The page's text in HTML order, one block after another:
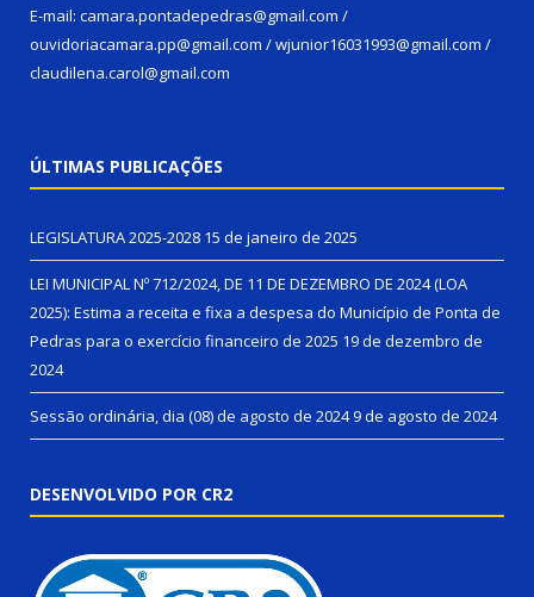
E-mail: camara.pontadepedras@gmail.com /
ouvidoriacamara.pp@gmail.com / wjunior16031993@gmail.com /
claudilena.carol@gmail.com
ÚLTIMAS PUBLICAÇÕES
LEGISLATURA 2025-2028 15 de janeiro de 2025
LEI MUNICIPAL Nº 712/2024, DE 11 DE DEZEMBRO DE 2024 (LOA
2025): Estima a receita e fixa a despesa do Município de Ponta de
Pedras para o exercício financeiro de 2025 19 de dezembro de
2024
Sessão ordinária, dia (08) de agosto de 20249 de agosto de 2024
DESENVOLVIDO POR CR2